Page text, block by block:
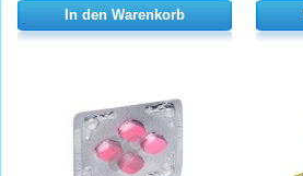
In den Warenkorb